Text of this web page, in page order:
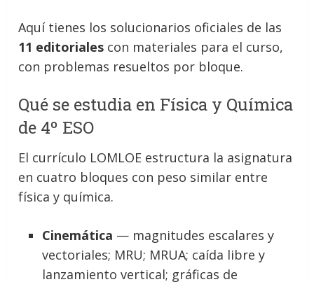
Aquí tienes los solucionarios oficiales de las
11 editoriales con materiales para el curso,
con problemas resueltos por bloque.
Qué se estudia en Física y Química
de 4º ESO
El currículo LOMLOE estructura la asignatura
en cuatro bloques con peso similar entre
física y química.
Cinemática — magnitudes escalares y
vectoriales; MRU; MRUA; caída libre y
lanzamiento vertical; gráficas de